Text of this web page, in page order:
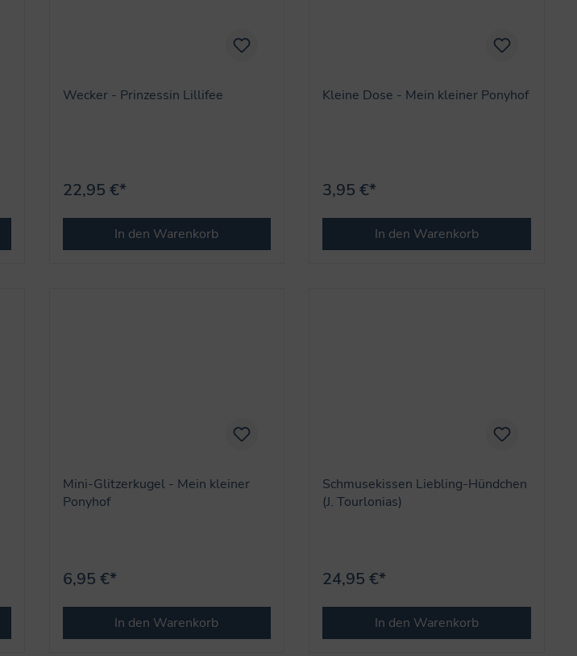
Wecker - Prinzessin Lillifee
22,95 €*
In den Warenkorb
Kleine Dose - Mein kleiner Ponyhof
3,95 €*
In den Warenkorb
Mini-Glitzerkugel - Mein kleiner
Ponyhof
6,95 €*
In den Warenkorb
Schmusekissen Liebling-Hündchen
(J. Tourlonias)
24,95 €*
In den Warenkorb